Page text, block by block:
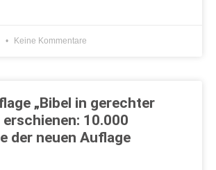
Keine Kommentare
„Bibel in gerechter
erschienen: 10.000
der neuen Auflage